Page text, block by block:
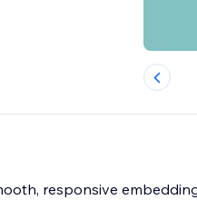
responsive